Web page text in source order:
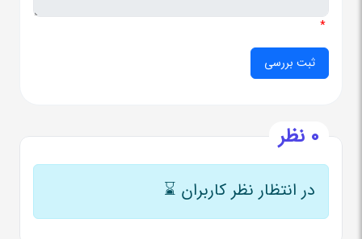
*
0 نظر
در انتظار نظر کاربران ⌛